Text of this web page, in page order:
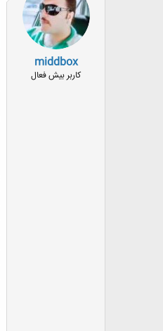
middbox
کاربر بیش فعال